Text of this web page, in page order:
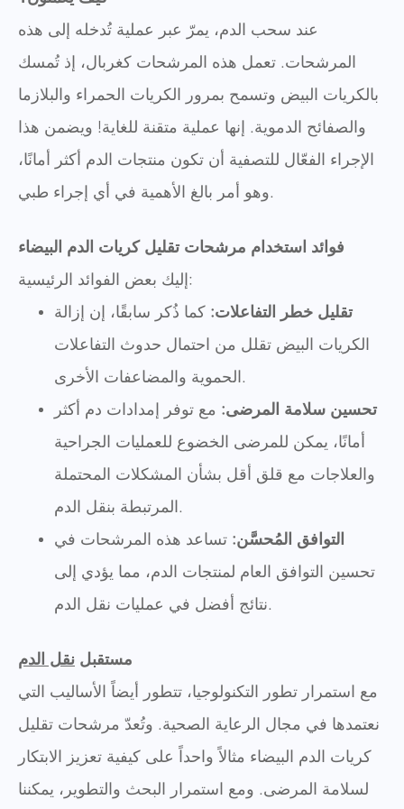
عند سحب الدم، يمرّ عبر عملية تُدخله إلى هذه
المرشحات. تعمل هذه المرشحات كغربال، إذ تُمسك
بالكريات البيض وتسمح بمرور الكريات الحمراء والبلازما
والصفائح الدموية. إنها عملية متقنة للغاية! ويضمن هذا
الإجراء الفعّال للتصفية أن تكون منتجات الدم أكثر أمانًا،
وهو أمر بالغ الأهمية في أي إجراء طبي.
فوائد استخدام مرشحات تقليل كريات الدم البيضاء
إليك بعض الفوائد الرئيسية:
تقليل خطر التفاعلات: كما ذُكر سابقًا، إن إزالة
الكريات البيض تقلل من احتمال حدوث التفاعلات
الحموية والمضاعفات الأخرى.
تحسين سلامة المرضى: مع توفر إمدادات دم أكثر
أمانًا، يمكن للمرضى الخضوع للعمليات الجراحية
والعلاجات مع قلق أقل بشأن المشكلات المحتملة
المرتبطة بنقل الدم.
التوافق المُحسَّن: تساعد هذه المرشحات في
تحسين التوافق العام لمنتجات الدم، مما يؤدي إلى
نتائج أفضل في عمليات نقل الدم.
مستقبل نقل الدم
مع استمرار تطور التكنولوجيا، تتطور أيضاً الأساليب التي
نعتمدها في مجال الرعاية الصحية. وتُعدّ مرشحات تقليل
كريات الدم البيضاء مثالاً واحداً على كيفية تعزيز الابتكار
لسلامة المرضى. ومع استمرار البحث والتطوير، يمكننا